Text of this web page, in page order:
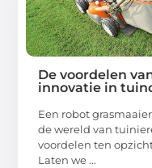
De voordelen
innovatie in
Een robot
de wereld van
voordelen ten
Laten we ...